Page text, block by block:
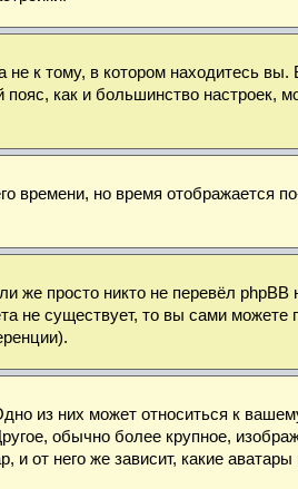
к тому, в котором находитесь
как и большинство настроек,
времени, но время отображается
же просто никто не перевёл
не существует, то вы сами
из них может относиться к
обычно более крупное,
и от него же зависит, какие